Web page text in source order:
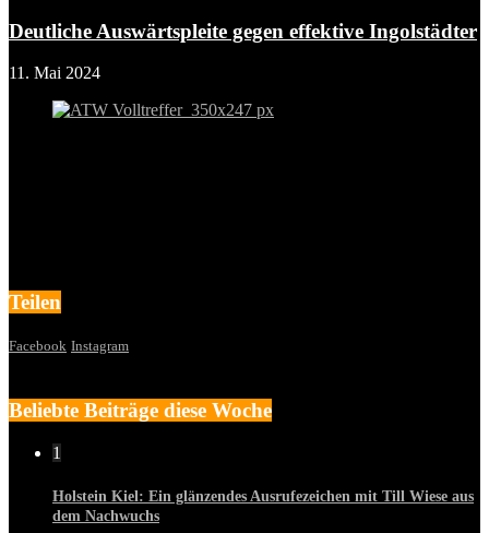
Deutliche Auswärtspleite gegen effektive Ingolstädter
11. Mai 2024
Teilen
Facebook Instagram
Beliebte Beiträge diese Woche
1
Holstein Kiel: Ein glänzendes Ausrufezeichen mit Till Wiese aus
dem Nachwuchs